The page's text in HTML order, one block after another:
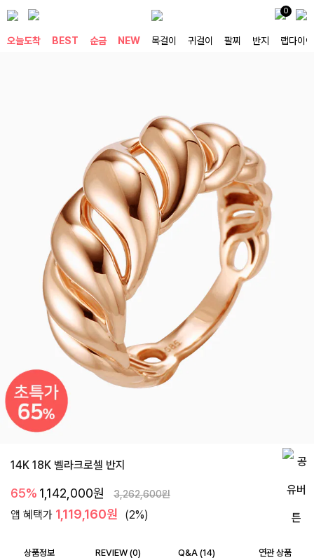
0
오늘도착 BEST 순금 NEW 목걸이 귀걸이 팔찌 반지 랩다이아
14K 18K 벨라크로셀 반지
65% 1,142,000원 3,262,600원
앱 혜택가 1,119,160원 (2%)
상품정보 REVIEW (0) Q&A (14) 연관 상품